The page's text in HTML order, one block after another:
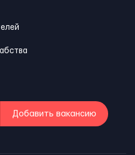
Добавить вакансию